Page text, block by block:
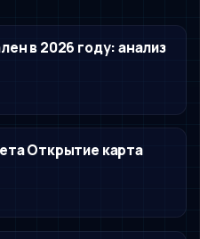
в 2026 году: анализ
Открытие карта